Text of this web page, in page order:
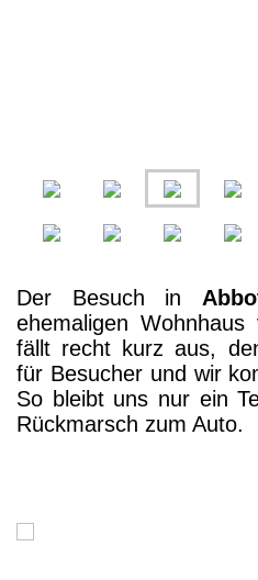
Der Besuch in
ehemaligen
fällt recht kurz aus,
für Besucher und wir
So bleibt uns nur ein
Rückmarsch zum Auto.